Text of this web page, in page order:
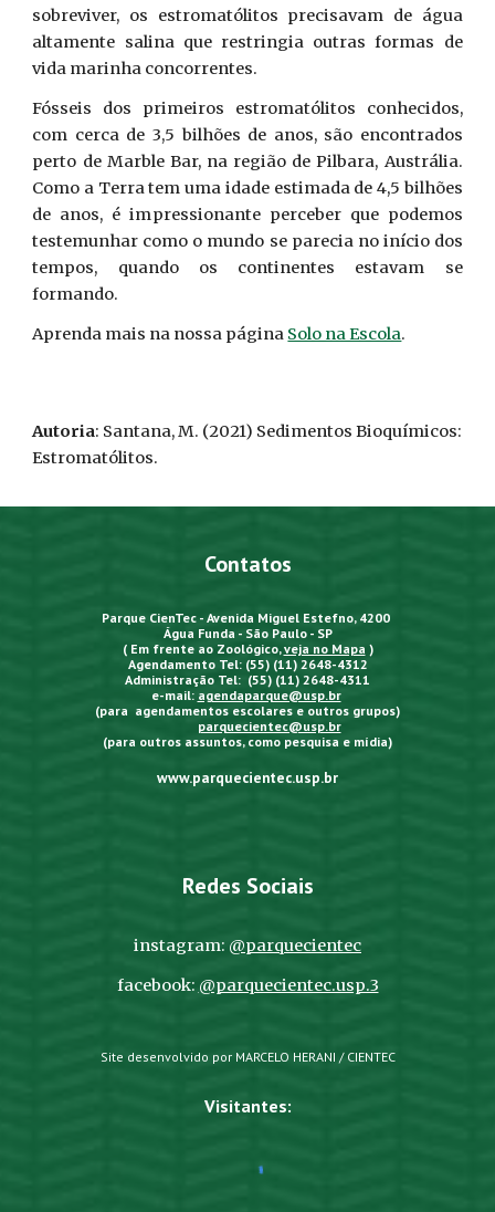
sobreviver, os estromatólitos precisavam de água
altamente salina que restringia outras formas de
vida marinha concorrentes.
Fósseis dos primeiros estromatólitos conhecidos,
com cerca de 3,5 bilhões de anos, são encontrados
perto de Marble Bar, na região de Pilbara, Austrália.
Como a Terra tem uma idade estimada de 4,5 bilhões
de anos, é impressionante perceber que podemos
testemunhar como o mundo se parecia no início dos
tempos, quando os continentes estavam se
formando.
Aprenda mais na nossa página Solo na Escola.
Autoria: Santana, M. (2021) Sedimentos Bioquímicos:
Estromatólitos.
Contatos
Parque CienTec - Avenida Miguel Estefno, 4200
Água Funda - São Paulo - SP
( Em frente ao Zoológico,veja no Mapa )
Agendamento Tel: (55) (11) 2648-4312
Administração Tel: (55) (11) 2648-4311
e-mail: agendaparque@usp.br
(para agendamentos escolares e outros grupos)
parquecientec@usp.br
(para outros assuntos, como pesquisa e mídia)
www.parquecientec.usp.br
Redes Sociais
instagram: @parquecientec
facebook: @parquecientec.usp.3
Site desenvolvido por MARCELO HERANI / CIENTEC
Visitantes: